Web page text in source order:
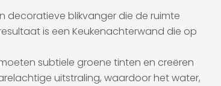
decoratieve blikvanger die de ruimte
is een Keukenachterwand die op
subtiele groene tinten en creëren
uitstraling, waardoor het water,